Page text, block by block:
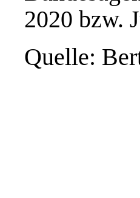
2020 bzw.
Quelle: